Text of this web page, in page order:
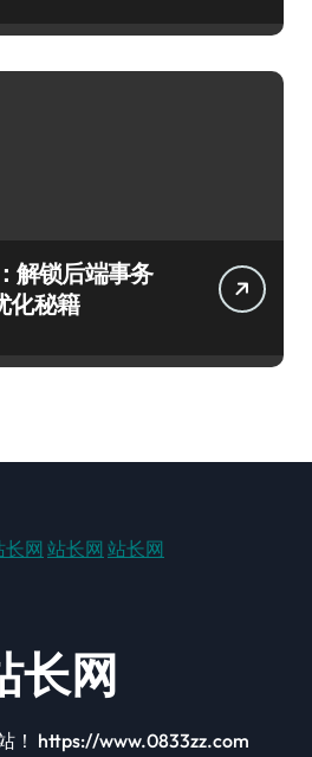
解锁后端事务
化秘籍
长网 站长网 站长网
长网
！ https://www.0833zz.com